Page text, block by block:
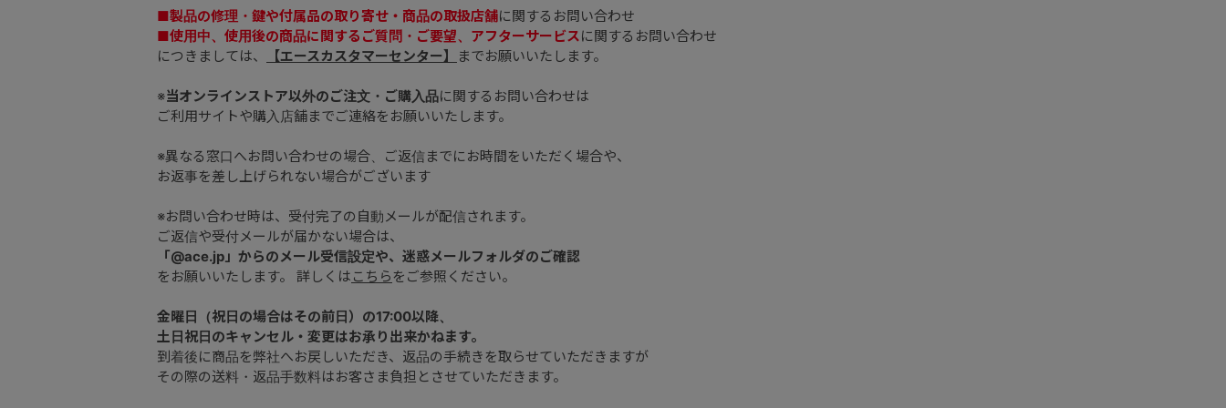
■製品の修理・鍵や付属品の取り寄せ・商品の取扱店舗に関するお問い合わせ
■使用中、使用後の商品に関するご質問・ご要望、アフターサービスに関するお問い合わせ
につきましては、
【エースカスタマーセンター】 までお願いいたします。
※当オンラインストア以外のご注文・ご購入品に関するお問い合わせは
ご利用サイトや購入店舗までご連絡をお願いいたします。
※異なる窓口へお問い合わせの場合、ご返信までにお時間をいただく場合や、
お返事を差し上げられない場合がございます
※お問い合わせ時は、受付完了の自動メールが配信されます。
ご返信や受付メールが届かない場合は、
「@ace.jp」からのメール受信設定や、迷惑メールフォルダのご確認
をお願いいたします。 詳しくは こちら をご参照ください。
金曜日（祝日の場合はその前日）の17:00以降、
土日祝日のキャンセル・変更はお承り出来かねます。
到着後に商品を弊社へお戻しいただき、返品の手続きを取らせていただきますが
その際の送料・返品手数料はお客さま負担とさせていただきます。